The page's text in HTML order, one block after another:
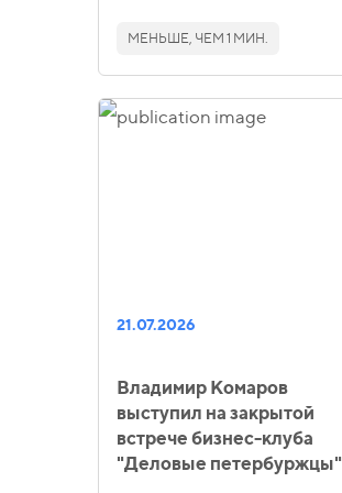
МЕНЬШЕ, ЧЕМ 1 МИН.
21.07.2026
Владимир Комаров
выступил на закрытой
встрече бизнес-клуба
"Деловые петербуржцы"